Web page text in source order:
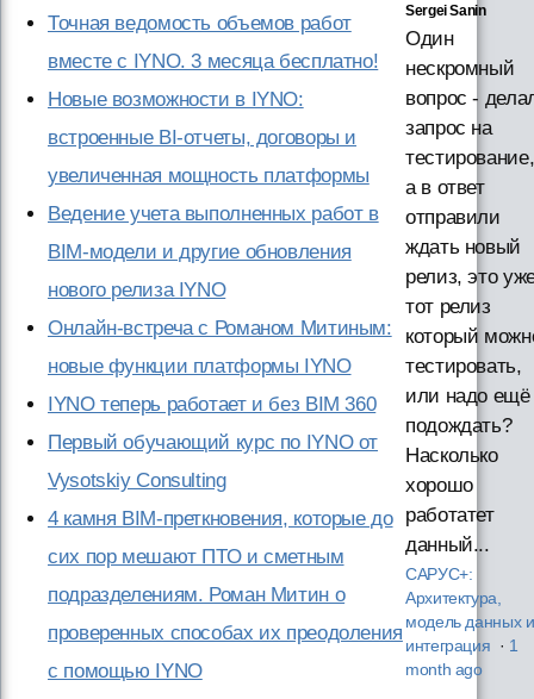
Точная ведомость объемов работ
вместе с IYNO. 3 месяца бесплатно!
Новые возможности в IYNO:
встроенные BI-отчеты, договоры и
увеличенная мощность платформы
Ведение учета выполненных работ в
BIM-модели и другие обновления
нового релиза IYNO
Онлайн-встреча с Романом Митиным:
новые функции платформы IYNO
IYNO теперь работает и без BIM 360
Первый обучающий курс по IYNO от
Vysotskiy Consulting
4 камня BIM-преткновения, которые до
сих пор мешают ПТО и сметным
подразделениям. Роман Митин о
проверенных способах их преодоления
с помощью IYNO
Sergei Sanin
Один
нескромный
вопрос -
запрос на
тестирование,
а в ответ
отправили
ждать новый
релиз, это
тот релиз
который
тестировать,
или надо ещё
подождать?
Насколько
хорошо
работатет
данный...
САРУС+:
Архитектура,
модель данных и
интеграция · 1
month ago